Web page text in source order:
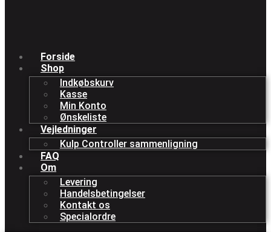
Forside
Shop
Indkøbskurv
Kasse
Min Konto
Ønskeliste
Vejledninger
Kulp Controller sammenligning
FAQ
Om
Levering
Handelsbetingelser
Kontakt os
Specialordre